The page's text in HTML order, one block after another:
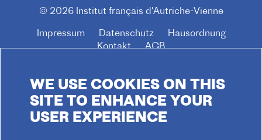
© 2026 Institut français d'Autriche-Vienne
F
Impressum Datenschutz
Hausordnung
Kontakt
AGB
WE USE COOKIES ON THIS
SITE TO ENHANCE YOUR
USER EXPERIENCE